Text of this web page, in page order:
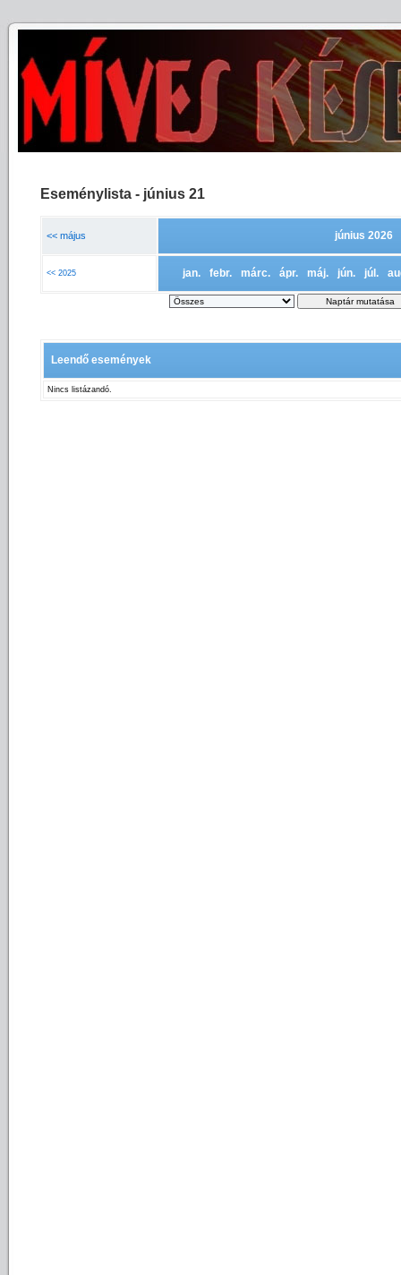
Eseménylista - június 21
<< május június 2026
<< 2025 jan. febr. márc. ápr. máj. jún. júl.
Leendő események
Nincs listázandó.